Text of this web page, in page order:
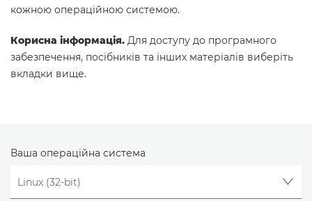
кожною операційною системою.
Корисна інформація. Для доступу до програмного
забезпечення, посібників та інших матеріалів виберіть
вкладки вище.
Ваша операційна система